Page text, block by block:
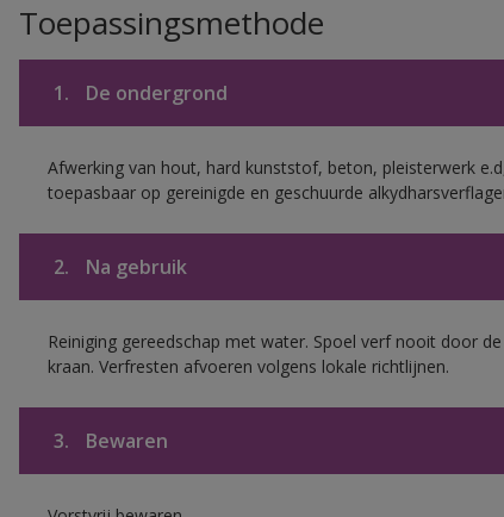
Toepassingsmethode
1. De ondergrond
Afwerking van hout, hard kunststof, beton, pleisterwerk
toepasbaar op gereinigde en geschuurde
2. Na gebruik
Reiniging gereedschap met water. Spoel verf nooit door
kraan. Verfresten afvoeren volgens lokale richtlijnen.
3. Bewaren